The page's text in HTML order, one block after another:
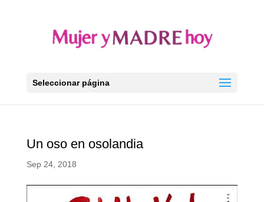
Seleccionar página
Un oso en osolandia
Sep 24, 2018